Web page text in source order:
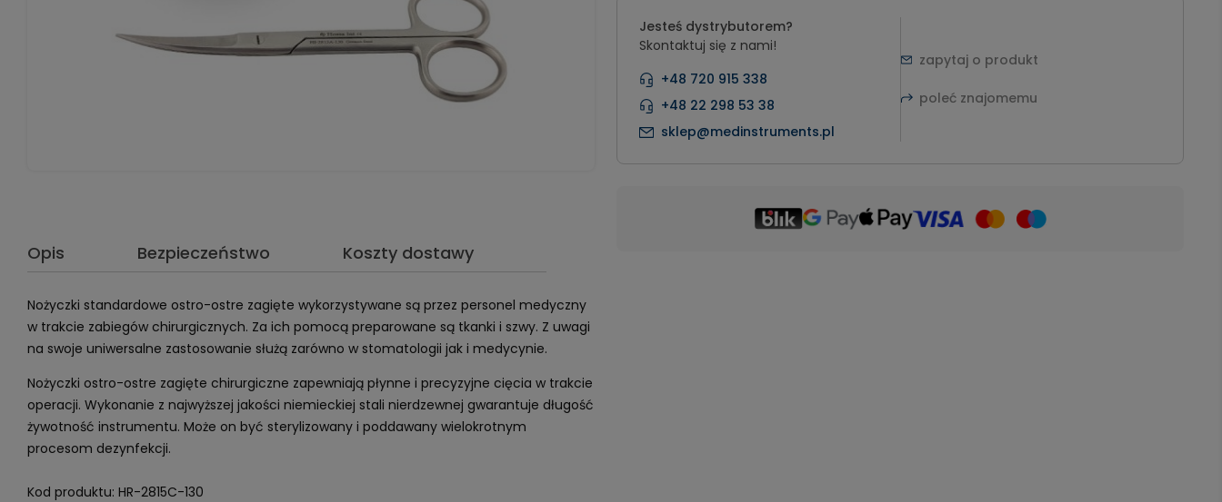
Opis Bezpieczeństwo Koszty dostawy
Nożyczki standardowe ostro-ostre zagięte wykorzystywane są przez personel medyczny
w trakcie zabiegów chirurgicznych. Za ich pomocą preparowane są tkanki i szwy. Z uwagi
na swoje uniwersalne zastosowanie służą zarówno w stomatologii jak i medycynie.
Nożyczki ostro-ostre zagięte chirurgiczne zapewniają płynne i precyzyjne cięcia w trakcie
operacji. Wykonanie z najwyższej jakości niemieckiej stali nierdzewnej gwarantuje długość
żywotność instrumentu. Może on być sterylizowany i poddawany wielokrotnym
procesom dezynfekcji.
Kod produktu: HR-2815C-130
Jesteś dystrybutorem?
Skontaktuj się z nami!
+48 720 915 338
+48 22 298 53 38
sklep@medinstruments.pl
zapytaj o produkt
poleć znajomemu